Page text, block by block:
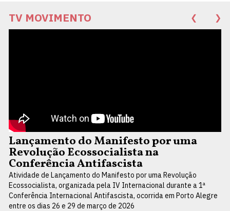
TV MOVIMENTO ❮ ❯
Lançamento do Manifesto por uma
Revolução Ecossocialista na
Conferência Antifascista
Atividade de Lançamento do Manifesto por uma Revolução
Ecossocialista, organizada pela IV Internacional durante a 1ª
Conferência Internacional Antifascista, ocorrida em Porto Alegre
entre os dias 26 e 29 de março de 2026